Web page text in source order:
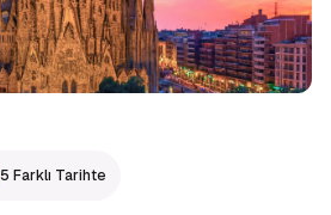
5 Farklı Tarihte